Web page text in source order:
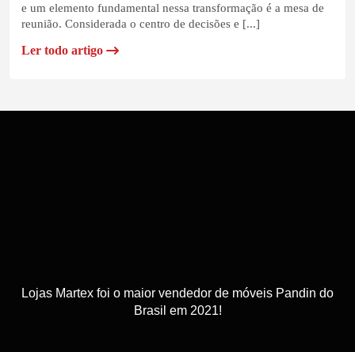
e um elemento fundamental nessa transformação é a mesa de
reunião. Considerada o centro de decisões e [...]
Ler todo artigo
Lojas Martex foi o maior vendedor de móveis Pandin do
Brasil em 2021!